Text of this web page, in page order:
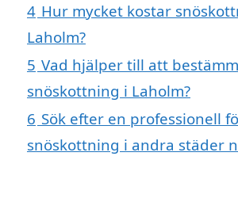
4 Hur mycket kostar
Laholm?
5 Vad hjälper till att
snöskottning i Laholm?
6 Sök efter en professionell
snöskottning i andra städer